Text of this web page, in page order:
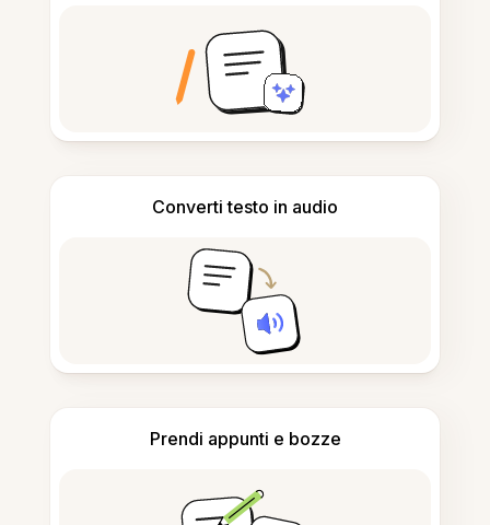
Converti testo in audio
Prendi appunti e bozze